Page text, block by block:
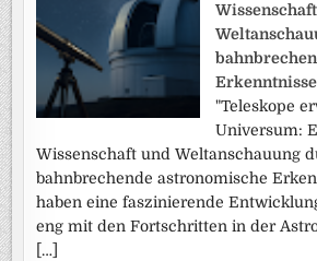
"Teleskope
Universum:
Wissenschaft und Weltanschauung
bahnbrechende astronomische
haben eine faszinierende
eng mit den Fortschritten in der
[…]